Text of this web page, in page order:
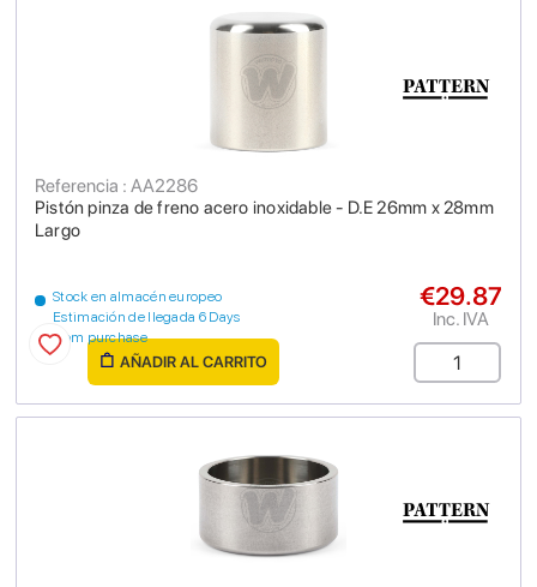
Pistón pinza de freno acero inoxidable - D.E 26mm x 28mm
Largo
Referencia : AA2286
Stock en almacén europeo
Estimación de llegada 6 Days
from purchase
€29.87
Inc. IVA
AÑADIR AL CARRITO